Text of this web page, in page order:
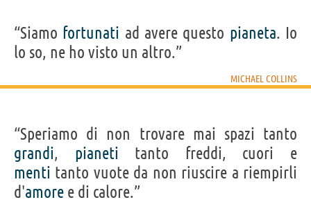
“Siamo fortunati ad avere questo pianeta. Io
lo so, ne ho visto un altro.”
MICHAEL COLLINS
“Speriamo di non trovare mai spazi tanto
grandi, pianeti tanto freddi, cuori e
menti tanto vuote da non riuscire a riempirli
d'amore e di calore.”